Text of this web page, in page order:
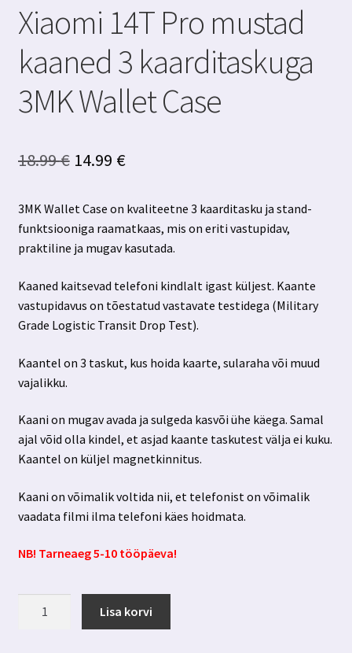
Xiaomi 14T Pro mustad
kaaned 3 kaarditaskuga
3MK Wallet Case
18.99€ Algne
oli:
18.99 €.
14.99 €Praegune
on:
14.99 €.
3MK Wallet Case on kvaliteetne 3 kaarditasku ja stand-
funktsiooniga raamatkaas, mis on eriti vastupidav,
praktiline ja mugav kasutada.
Kaaned kaitsevad telefoni kindlalt igast küljest. Kaante
vastupidavus on tõestatud vastavate testidega (Military
Grade Logistic Transit Drop Test).
Kaantel on 3 taskut, kus hoida kaarte, sularaha või muud
vajalikku.
Kaani on mugav avada ja sulgeda kasvõi ühe käega. Samal
ajal võid olla kindel, et asjad kaante taskutest välja ei kuku.
Kaantel on küljel magnetkinnitus.
Kaani on võimalik voltida nii, et telefonist on võimalik
vaadata filmi ilma telefoni käes hoidmata.
NB! Tarneaeg 5-10 tööpäeva!
Lisa korvi